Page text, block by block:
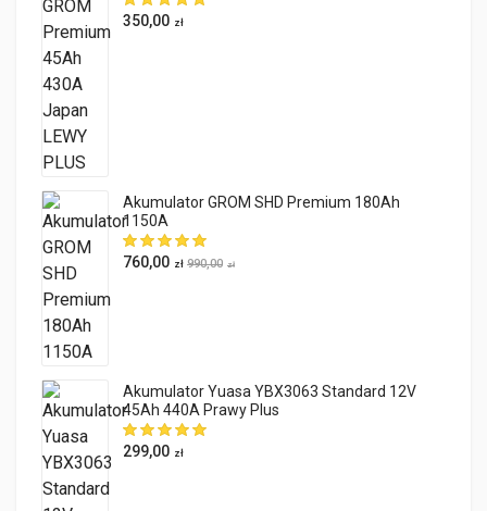
350,00 zł
Akumulator GROM SHD Premium 180Ah
1150A
760,00 zł 990,00 zł
Akumulator Yuasa YBX3063 Standard 12V
45Ah 440A Prawy Plus
299,00 zł